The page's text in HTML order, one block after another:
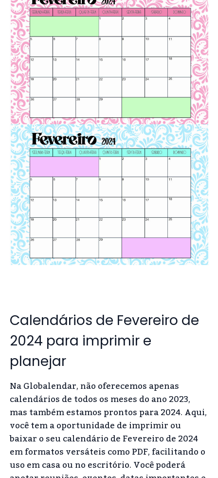
Calendários de Fevereiro de
2024 para imprimir e
planejar
Na Globalendar, não oferecemos apenas
calendários de todos os meses do ano 2023,
mas também estamos prontos para 2024. Aqui,
você tem a oportunidade de imprimir ou
baixar o seu calendário de Fevereiro de 2024
em formatos versáteis como PDF, facilitando o
uso em casa ou no escritório. Você poderá